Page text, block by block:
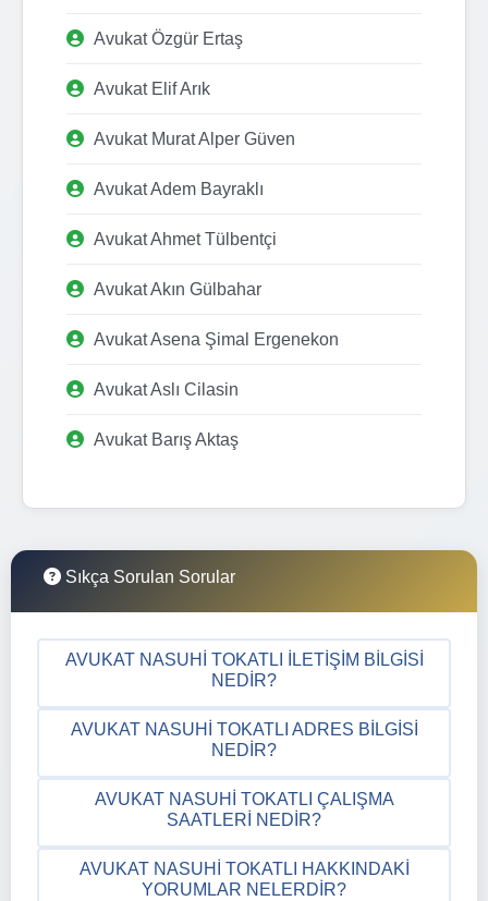
Avukat Özgür Ertaş
Avukat Elif Arık
Avukat Murat Alper Güven
Avukat Adem Bayraklı
Avukat Ahmet Tülbentçi
Avukat Akın Gülbahar
Avukat Asena Şimal Ergenekon
Avukat Aslı Cilasin
Avukat Barış Aktaş
Sıkça Sorulan Sorular
AVUKAT NASUHI TOKATLI İLETIŞIM BILGISI
NEDIR?
AVUKAT NASUHI TOKATLI ADRES BILGISI
NEDIR?
AVUKAT NASUHI TOKATLI ÇALIŞMA
SAATLERI NEDIR?
AVUKAT NASUHI TOKATLI HAKKINDAKI
YORUMLAR NELERDIR?